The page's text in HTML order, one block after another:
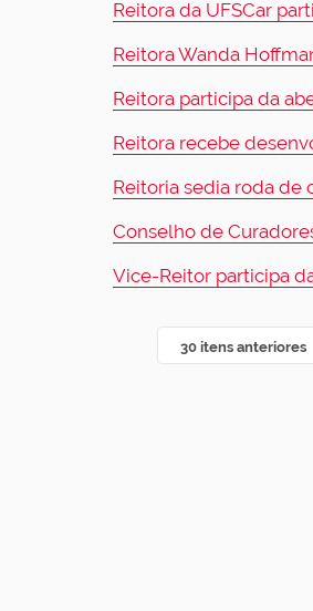
Reitora da UFSCar
Reitora Wanda
Reitora participa da
Reitora recebe
Reitoria sedia roda de
Conselho de
Vice-Reitor participa
30 itens anteriores